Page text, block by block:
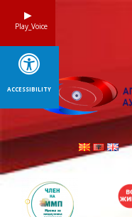
Play_Voice
ACCESSIBILITY